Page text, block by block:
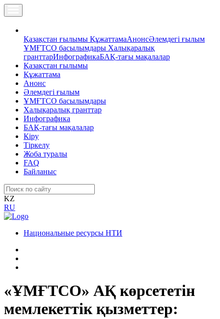
Қазақстан ғылымы ҚұжаттамаАнонсӘлемдегі ғылым
ҰМҒТСО басылымдары Халықаралық
гранттарИнфографикаБАҚ-тағы мақалалар
Қазақстан ғылымы
Құжаттама
Анонс
Әлемдегі ғылым
ҰМҒТСО басылымдары
Халықаралық гранттар
Инфографика
БАҚ-тағы мақалалар
Кіру
Тіркелу
Жоба туралы
FAQ
Байланыс
KZ
RU
Национальные ресурсы НТИ
«ҰМҒТСО» АҚ көрсететін
мемлекеттік қызметтер: